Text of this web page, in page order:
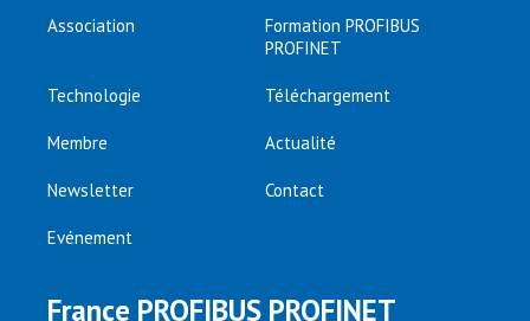
Association
Formation PROFIBUS
PROFINET
Technologie Téléchargement
Membre Actualité
Newsletter Contact
Evénement
France PROFIBUS PROFINET